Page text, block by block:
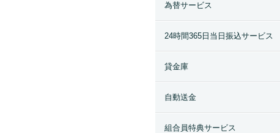
為替サービス
24時間365日当日振込サービス
貸金庫
自動送金
組合員特典サービス